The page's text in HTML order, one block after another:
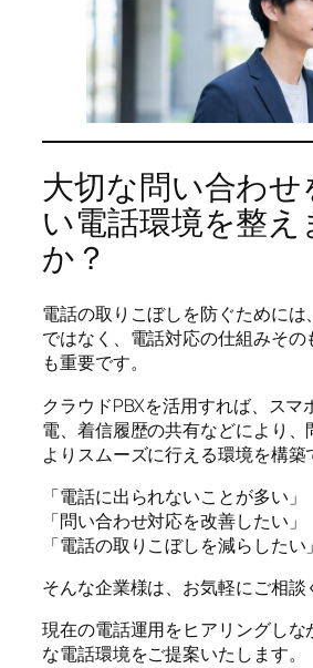
大切な問い合わせ
い電話環境を整え
か？
電話の取りこぼしを防ぐためには
ではなく、電話対応の仕組みその
も重要です。
クラウドPBXを活用すれば、スマ
電、着信履歴の共有などにより、
よりスムーズに行える環境を構築
「電話に出られないことが多い」
「問い合わせ対応を改善したい」
「電話の取りこぼしを減らしたい」
そんな企業様は、お気軽にご相談
現在の電話運用をヒアリングしな
な電話環境をご提案いたします。